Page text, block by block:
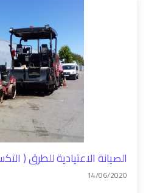
الصيانة الاعتيادية للطرق (
14/06/2020